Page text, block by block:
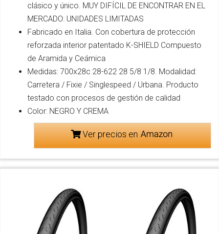
clásico y único. MUY DIFÍCIL DE ENCONTRAR EN EL
MERCADO: UNIDADES LIMITADAS
Fabricado en Italia. Con cobertura de protección
reforzada interior patentado K-SHIELD Compuesto
de Aramida y Ceámica
Medidas: 700x28c 28-622 28 5/8 1/8. Modalidad:
Carretera / Fixie / Singlespeed / Urbana. Producto
testado con procesos de gestión de calidad
Color: NEGRO Y CREMA
Ver precios en